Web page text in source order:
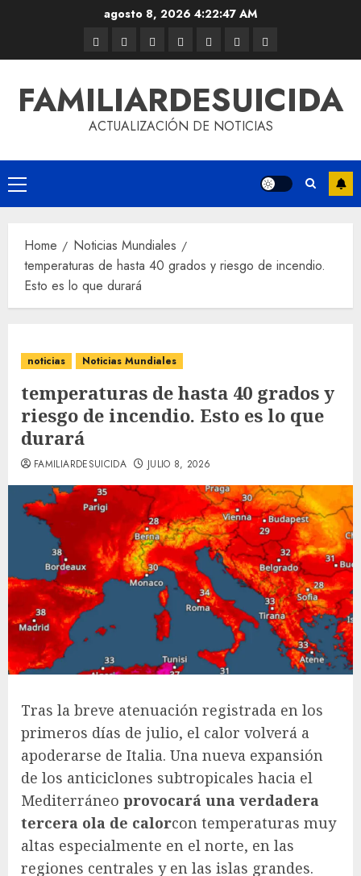
agosto 8, 2026 4:22:47 AM
FAMILIARDESUICIDA
ACTUALIZACIÓN DE NOTICIAS
Home
Noticias Mundiales
temperaturas de hasta 40 grados y riesgo de incendio.
Esto es lo que durará
noticias Noticias Mundiales
temperaturas de hasta 40 grados y
riesgo de incendio. Esto es lo que
durará
FAMILIARDESUICIDA JULIO 8, 2026
Tras la breve atenuación registrada en los
primeros días de julio, el calor volverá a
apoderarse de Italia. Una nueva expansión
de los anticiclones subtropicales hacia el
Mediterráneo provocará una verdadera
tercera ola de calorcon temperaturas muy
altas especialmente en el norte, en las
regiones centrales y en las islas grandes.